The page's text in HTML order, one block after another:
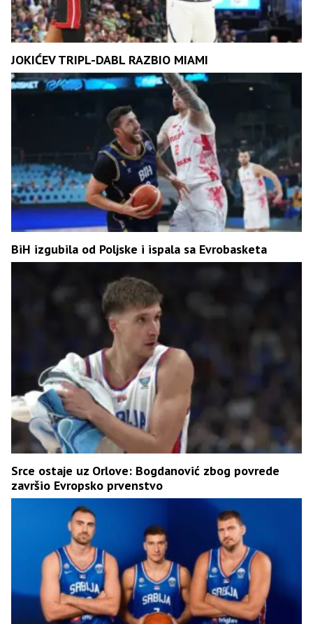
JOKIĆEV TRIPL-DABL RAZBIO MIAMI
BiH izgubila od Poljske i ispala sa Evrobasketa
Srce ostaje uz Orlove: Bogdanović zbog povrede
završio Evropsko prvenstvo